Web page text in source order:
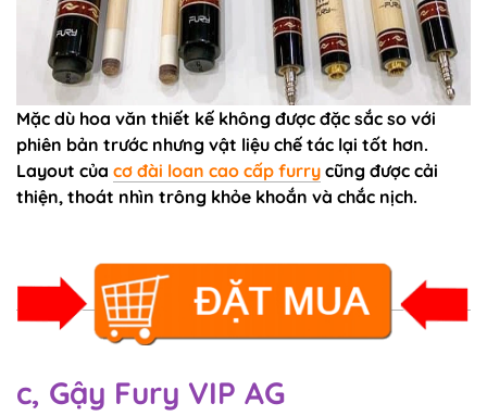
Mặc dù hoa văn thiết kế không được đặc sắc so với
phiên bản trước nhưng vật liệu chế tác lại tốt hơn.
Layout của cơ đài loan cao cấp furry cũng được cải
thiện, thoát nhìn trông khỏe khoắn và chắc nịch.
c, Gậy Fury VIP AG